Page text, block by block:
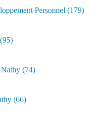
Personnel (179)
(95)
Nathy (74)
(66)